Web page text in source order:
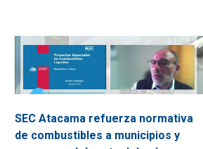
SEC Atacama refuerza normativa
de combustibles a municipios y